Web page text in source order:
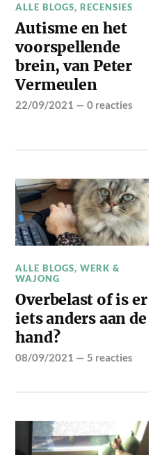
ALLE BLOGS,RECENSIES
Autisme en het
voorspellende
brein, van Peter
Vermeulen
22/09/2021 —0 reacties
ALLE BLOGS,WERK &
WAJONG
Overbelast of is er
iets anders aan de
hand?
08/09/2021 — 5 reacties